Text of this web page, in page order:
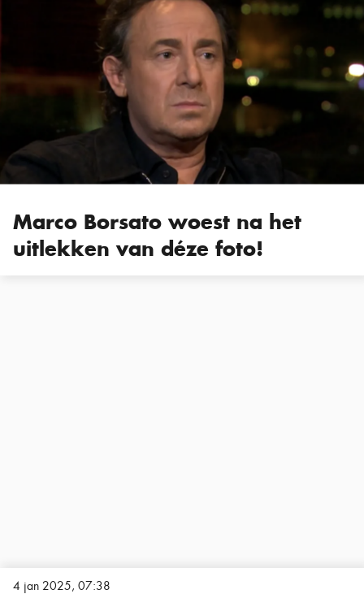
Marco Borsato woest na het
uitlekken van déze foto!
4 jan 2025, 07:38